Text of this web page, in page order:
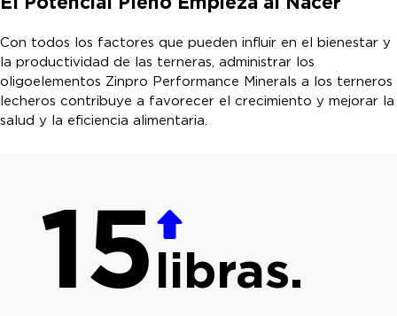
Con todos los factores que pueden influir en el bienestar y
la productividad de las terneras, administrar los
oligoelementos Zinpro Performance Minerals a los terneros
lecheros contribuye a favorecer el crecimiento y mejorar la
salud y la eficiencia alimentaria.
15libras.